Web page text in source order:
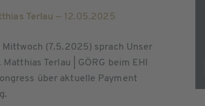
Terlau — 12.05.2025
(7.5.2025) sprach Unser
Terlau | GÖRG beim EHI
über aktuelle Payment